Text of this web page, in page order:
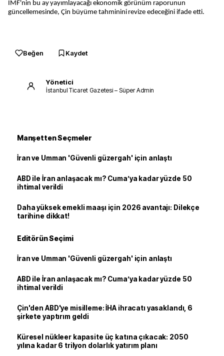
IMF'nin bu ay yayımlayacağı ekonomik görünüm raporunun
güncellemesinde, Çin büyüme tahminini revize edeceğini ifade etti.
Beğen Kaydet
Yönetici
İstanbul Ticaret Gazetesi – Süper Admin
Manşetten Seçmeler
İran ve Umman 'Güvenli güzergah' için anlaştı
ABD ile İran anlaşacak mı? Cuma’ya kadar yüzde 50
ihtimal verildi
Daha yüksek emekli maaşı için 2026 avantajı: Dilekçe
tarihine dikkat!
Editörün Seçimi
İran ve Umman 'Güvenli güzergah' için anlaştı
ABD ile İran anlaşacak mı? Cuma’ya kadar yüzde 50
ihtimal verildi
Çin'den ABD'ye misilleme: İHA ihracatı yasaklandı, 6
şirkete yaptırım geldi
Küresel nükleer kapasite üç katına çıkacak: 2050
yılına kadar 6 trilyon dolarlık yatırım planı